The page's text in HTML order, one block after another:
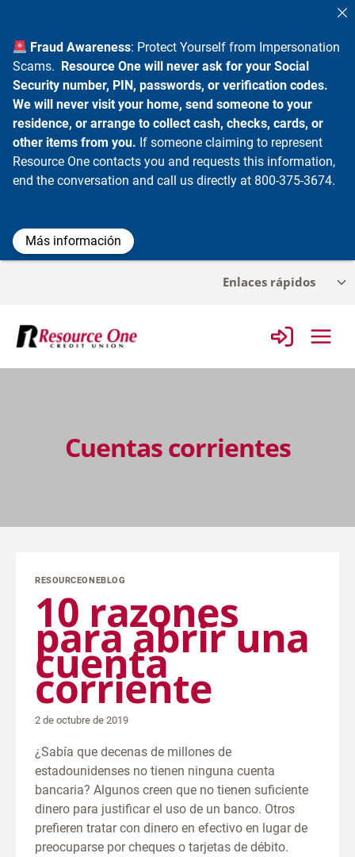
Enlaces rápidos
Cuentas corrientes
RESOURCEONEBLOG
10 razones
para abrir una
cuenta
corriente
2 de octubre de 2019
¿Sabía que decenas de millones de
estadounidenses no tienen ninguna cuenta
bancaria? Algunos creen que no tienen suficiente
dinero para justificar el uso de un banco. Otros
prefieren tratar con dinero en efectivo en lugar de
preocuparse por cheques o tarjetas de débito.
Fraud Awareness: Protect Yourself from Impersonation
Scams. Resource One will never ask for your Social
Security number, PIN, passwords, or verification codes.
We will never visit your home, send someone to your
residence, or arrange to collect cash, checks, cards, or
other items from you. If someone claiming to represent
Resource One contacts you and requests this information,
end the conversation and call us directly at 800-375-3674.
Más información